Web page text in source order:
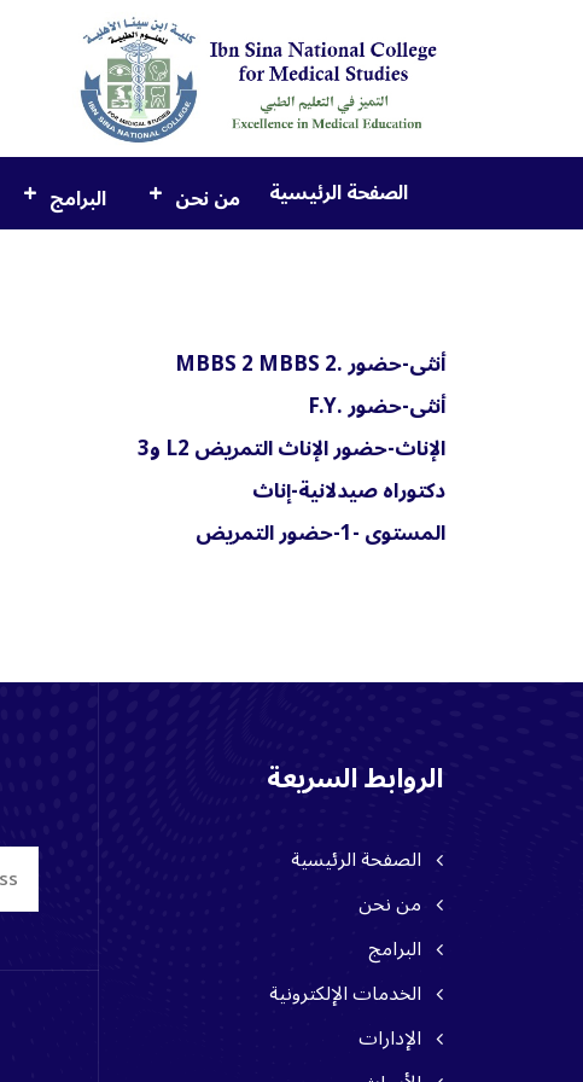
الصفحة الرئيسية من نحن البرامج
أنثى-حضور .2 MBBS 2 MBBS
أنثى-حضور .F.Y
الإناث-حضور الإناث التمريض L2 و3
دكتوراه صيدلانية-إناث
المستوى -1-حضور التمريض
الروابط السريعة
الصفحة الرئيسية
من نحن
البرامج
الخدمات الإلكترونية
الإدارات
Ibn Sina Chat
Questions & Answers